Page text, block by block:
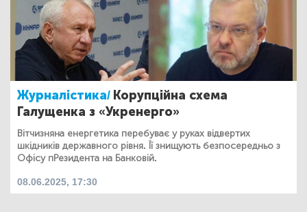
Журналістика/ Корупційна схема
Галущенка з «Укренерго»
Вітчизняна енергетика перебуває у руках відвертих
шкідників державного рівня. Її знищують безпосередньо з
Офісу пРезидента на Банковій.
08.06.2025, 17:30